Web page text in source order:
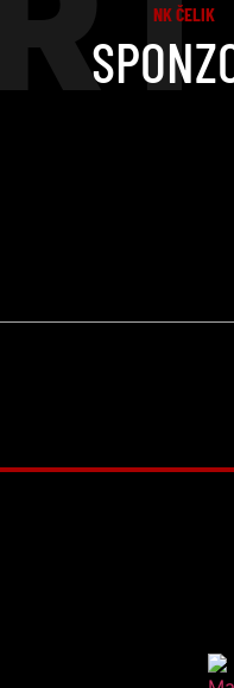
NK ČELIK